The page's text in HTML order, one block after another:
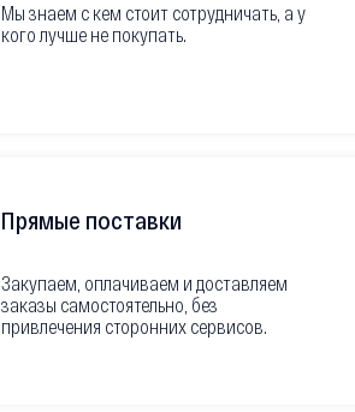
Мы знаем с кем стоит сотрудничать, а у
кого лучше не покупать.
Прямые поставки
Закупаем, оплачиваем и доставляем
заказы самостоятельно, без
привлечения сторонних сервисов.